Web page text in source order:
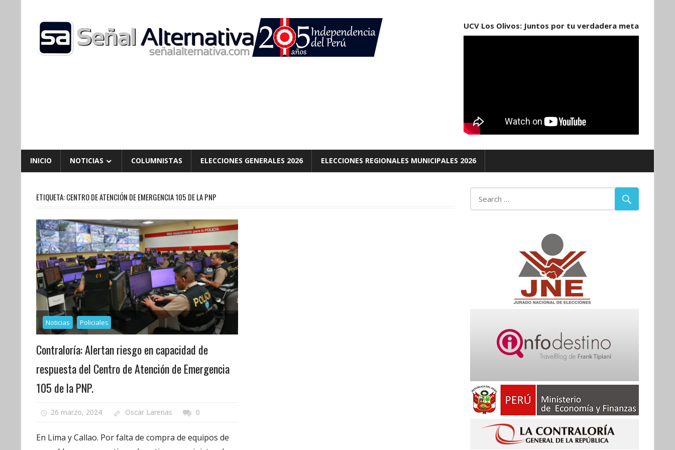
content
UCV Los Olivos: Juntos por tu verdadera meta
INICIO NOTICIAS COLUMNISTAS ELECCIONES GENERALES 2026 ELECCIONES REGIONALES MUNICIPALES 2026
ETIQUETA:CENTRO DE ATENCIÓN DE EMERGENCIA 105 DE LA PNP
Noticias Policiales
Contraloría: Alertan riesgo en capacidad de
respuesta del Centro de Atención de Emergencia
105 de la PNP.
26 marzo, 2024 Oscar Larenas 0
En Lima y Callao. Por falta de compra de equipos de